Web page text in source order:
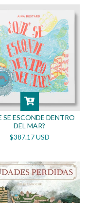
SE ESCONDE DENTRO
DEL MAR?
$387.17 USD